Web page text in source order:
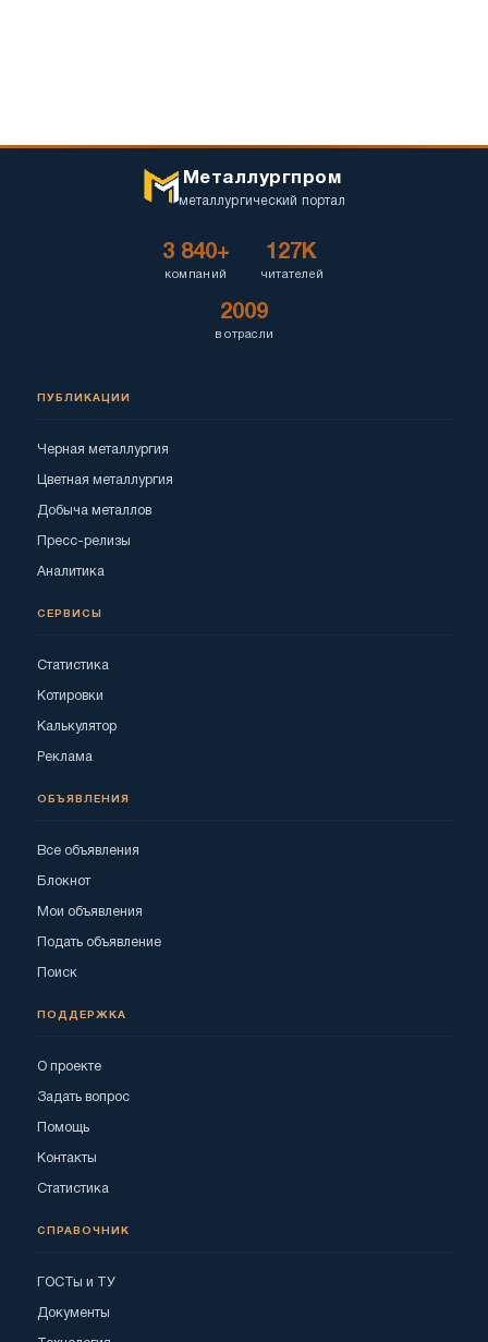
Металлургпром
металлургический портал
3 840+
компаний
127K
читателей
2009
в отрасли
ПУБЛИКАЦИИ
Черная металлургия
Цветная металлургия
Добыча металлов
Пресс-релизы
Аналитика
СЕРВИСЫ
Статистика
Котировки
Калькулятор
Реклама
ОБЪЯВЛЕНИЯ
Все объявления
Блокнот
Мои объявления
Подать объявление
Поиск
ПОДДЕРЖКА
О проекте
Задать вопрос
Помощь
Контакты
Статистика
СПРАВОЧНИК
ГОСТы и ТУ
Документы